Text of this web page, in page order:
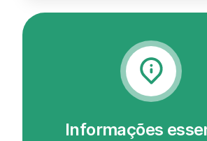
Informações